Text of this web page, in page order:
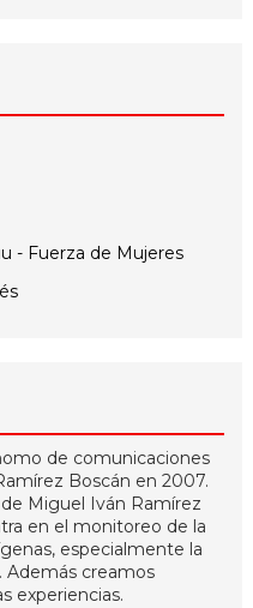
- Fuerza de Mujeres
de comunicaciones
Boscán en 2007.
Miguel Iván Ramírez
en el monitoreo de la
especialmente la
Además creamos
experiencias.